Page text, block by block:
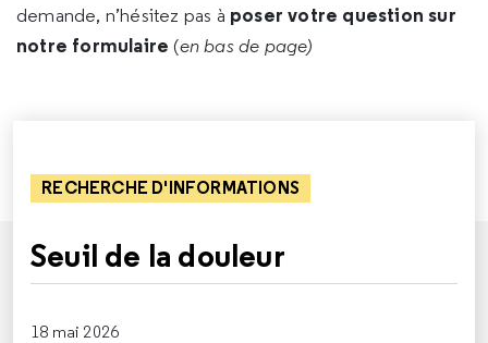
demande, n’hésitez pas à poser votre question sur
notre formulaire (en bas de page)
RECHERCHE D'INFORMATIONS
Seuil de la douleur
18 mai 2026